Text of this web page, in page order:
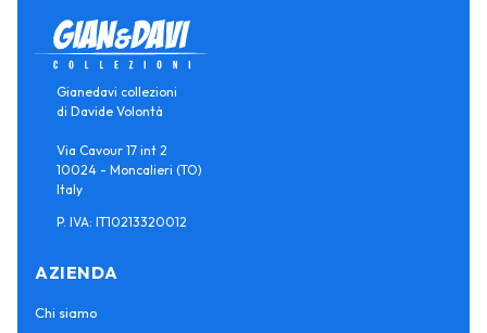
Gianedavi collezioni
di Davide Volontà
Via Cavour 17 int 2
10024 - Moncalieri (TO)
Italy
P. IVA: IT10213320012
AZIENDA
Chi siamo